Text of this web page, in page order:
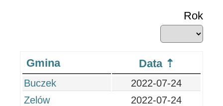
Rok
Gmina Data
Buczek
2022-07-24
Zelów
2022-07-24